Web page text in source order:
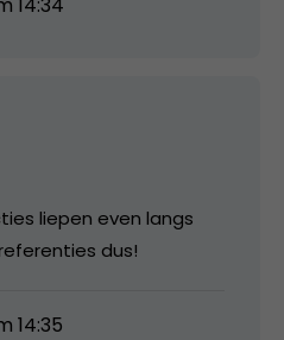
liepen even langs
dus!
14:35